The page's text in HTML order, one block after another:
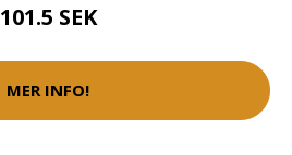
101.5 SEK
MER INFO!